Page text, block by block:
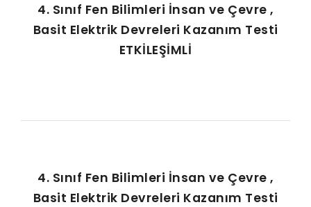
4. Sınıf Fen Bilimleri İnsan ve Çevre ,
Basit Elektrik Devreleri Kazanım Testi
ETKİLEŞİMLİ
4. Sınıf Fen Bilimleri İnsan ve Çevre ,
Basit Elektrik Devreleri Kazanım Testi